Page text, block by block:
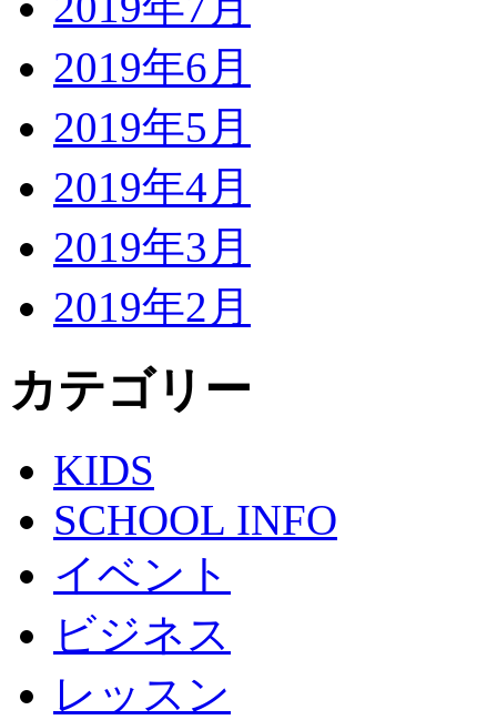
2019年6月
2019年5月
2019年4月
2019年3月
2019年2月
カテゴリー
KIDS
SCHOOL INFO
イベント
ビジネス
レッスン